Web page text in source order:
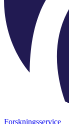
Forskningsservice